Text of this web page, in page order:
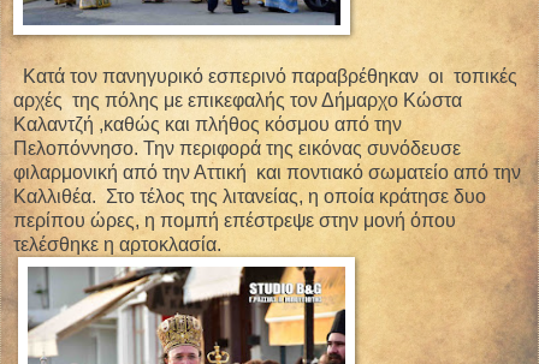
Κατά τον πανηγυρικό εσπερινό παραβρέθηκαν οι τοπικές
αρχές της πόλης με επικεφαλής τον Δήμαρχο Κώστα
Καλαντζή ,καθώς και πλήθος κόσμου από την
Πελοπόννησο. Την περιφορά της εικόνας συνόδευσε
φιλαρμονική από την Αττική και ποντιακό σωματείο από την
Καλλιθέα. Στο τέλος της λιτανείας, η οποία κράτησε δυο
περίπου ώρες, η πομπή επέστρεψε στην μονή όπου
τελέσθηκε η αρτοκλασία.